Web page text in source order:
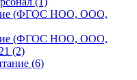
(ФГОС НОО, ООО,
(ФГОС НОО, ООО,
(2)
(6)